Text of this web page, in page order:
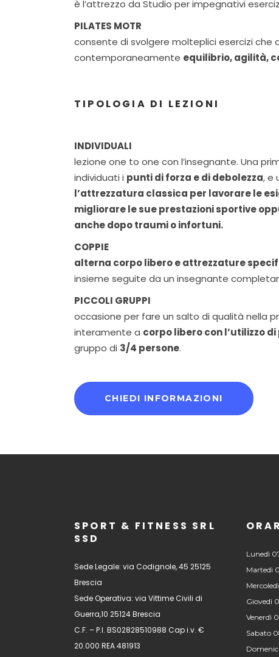
è l’attrezzo da Studio per impegnativi
PILATES MOTR
consente di svolgere molteplici esercizi che
contemporaneamente equilibrio, agilità,
TIPOLOGIA DI LEZIONI
INDIVIDUALI
lezione one to one con l’insegnante. Una
individuati i punti di forza e di debolezza, e
l’attrezzatura classica per lavorare le
migliorare le sue prestazioni sportive
anche dopo traumi o infortuni.
COPPIE
alterna corpo libero e attrezzature
insieme seguite da un insegnante
PICCOLI GRUPPI
occasione per fare un salto di qualità nella
interamente a corpo libero con l’utilizzo
gruppo di 3/4 persone.
CHIEDI INFORMAZIONI
SPORT & FITNESS SRL
SSD
Sede Legale: via Codignole, 45 25125
Brescia
Sede Operativa: via Vittime Civili di
Guerra,10 25124 Brescia
C.F. – P.I. BS02828510988 Cap i.v. €
20.000 REA 481913
Lunedì
Martedì
Giovedì
Venerdì
Sabato